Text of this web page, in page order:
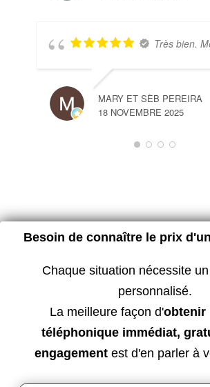
Très bien.
MARY ET SÈB PEREIRA
18 NOVEMBRE 2025
Besoin de connaître le prix
Chaque situation nécessite
personnalisé.
La meilleure façon d'obtenir
téléphonique immédiat,
engagementest d'en parler à